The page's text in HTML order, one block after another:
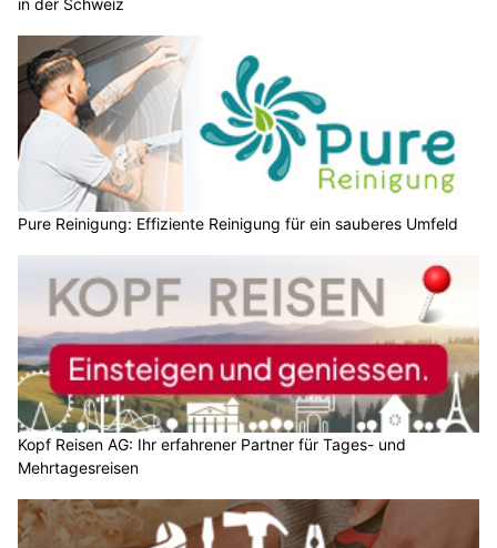
in der Schweiz
Pure Reinigung: Effiziente Reinigung für ein sauberes Umfeld
Kopf Reisen AG: Ihr erfahrener Partner für Tages- und
Mehrtagesreisen